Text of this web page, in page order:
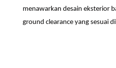
menawarkan desain eksterior
ground clearance yang sesuai